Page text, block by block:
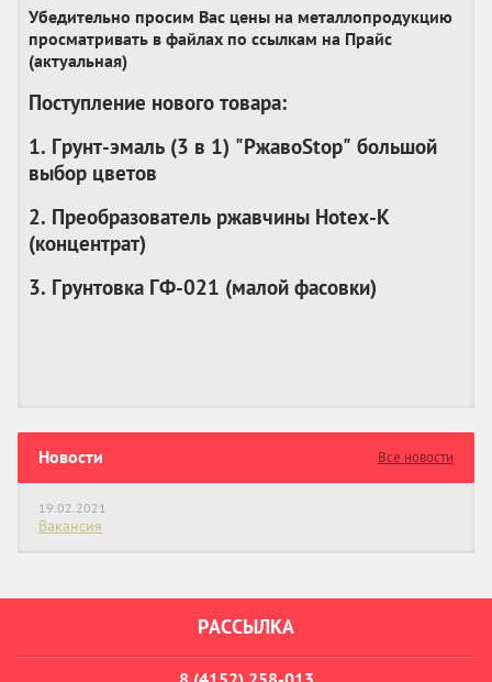
Убедительно просим Вас цены на металлопродукцию
просматривать в файлах по ссылкам на Прайс
(актуальная)
Поступление нового товара:
1. Грунт-эмаль (3 в 1) "РжавоStop" большой
выбор цветов
2. Преобразователь ржавчины Hotex-K
(концентрат)
3. Грунтовка ГФ-021 (малой фасовки)
Новости Все новости
19.02.2021
Вакансия
РАССЫЛКА